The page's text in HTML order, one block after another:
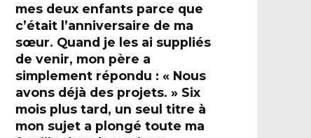
mes deux enfants parce que
c’était l’anniversaire de ma
sœur. Quand je les ai suppliés
de venir, mon père a
simplement répondu : « Nous
avons déjà des projets. » Six
mois plus tard, un seul titre à
mon sujet a plongé toute ma